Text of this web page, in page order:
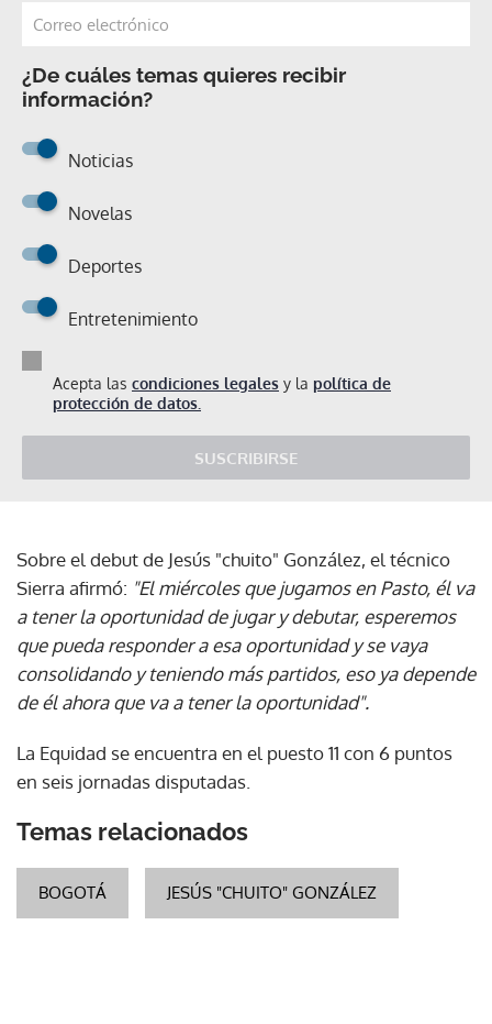
¿De cuáles temas quieres recibir
información?
Noticias
Novelas
Deportes
Entretenimiento
Acepta las condiciones legales y la política de
protección de datos.
SUSCRIBIRSE
Sobre el debut de Jesús "chuito" González, el técnico
Sierra afirmó: "El miércoles que jugamos en Pasto, él va
a tener la oportunidad de jugar y debutar, esperemos
que pueda responder a esa oportunidad y se vaya
consolidando y teniendo más partidos, eso ya depende
de él ahora que va a tener la oportunidad".
La Equidad se encuentra en el puesto 11 con 6 puntos
en seis jornadas disputadas.
Temas relacionados
BOGOTÁ JESÚS "CHUITO" GONZÁLEZ